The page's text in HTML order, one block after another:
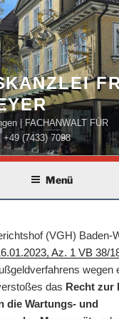
| FACHANWALT FÜR
(7433) 7098
Menü
(VGH) Baden-
Az. 1 VB 38/
wegen
das Recht zur
die Wartungs- und